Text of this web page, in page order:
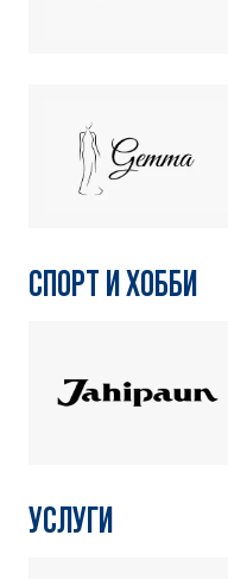
СПОРТ И ХОББИ
УСЛУГИ